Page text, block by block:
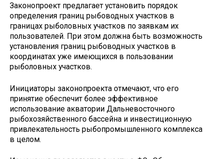
Законопроект предлагает установить порядок
определения границ рыбоводных участков в
границах рыболовных участков по заявкам их
пользователей. При этом должна быть возможность
установления границ рыбоводных участков в
координатах уже имеющихся в пользовании
рыболовных участков.
Инициаторы законопроекта отмечают, что его
принятие обеспечит более эффективное
использование акватории Дальневосточного
рыбохозяйственного бассейна и инвестиционную
привлекательность рыбопромышленного комплекса
в целом.